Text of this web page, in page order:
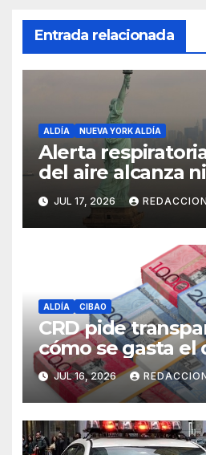
Entrada relacionada
ALDÍA NUEVA YORK ALDÍA
Alerta
del aire alcanza
peligrosos en NYC
JUL 17, 2026 REDACCION
ALDÍA CIBAO
CRD pide
cómo se gasta el
Seguro Familiar
JUL 16, 2026